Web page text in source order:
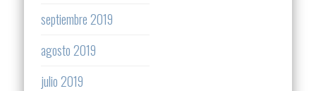
septiembre 2019
agosto 2019
julio 2019